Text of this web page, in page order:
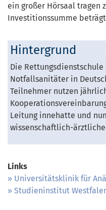
ein großer Hörsaal tragen
Investitionssumme
Hintergrund
Die
Notfallsanitäter in
Teilnehmer nutzen
Leitung innehatte und
wissenschaftlich-
Links
Universitätsklinik für
Studieninstitut